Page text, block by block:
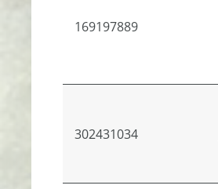
169197889
302431034